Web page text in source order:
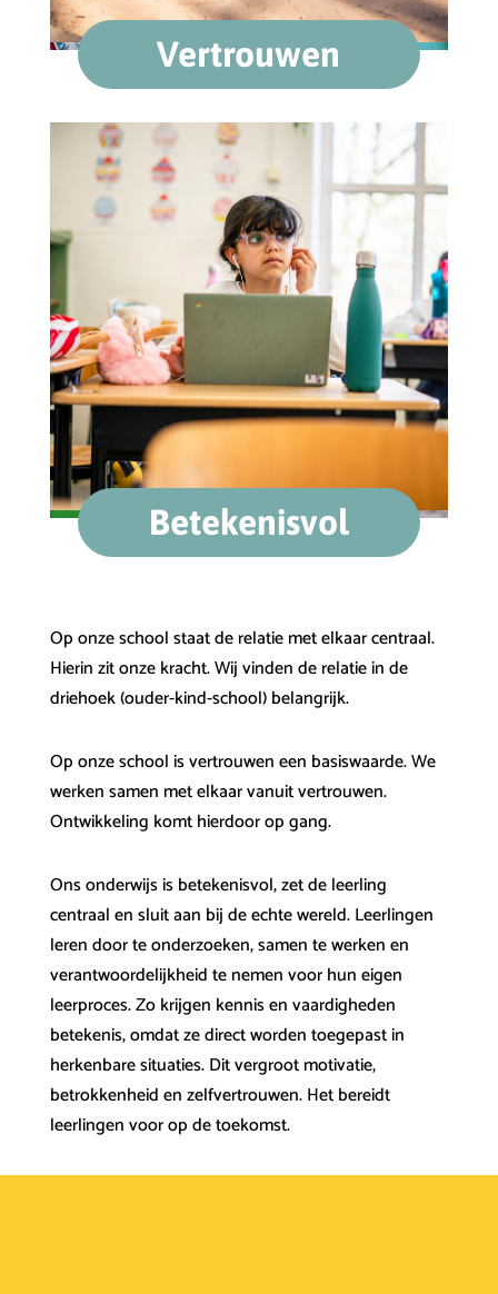
Vertrouwen
Betekenisvol
Op onze school staat de relatie met elkaar centraal.
Hierin zit onze kracht. Wij vinden de relatie in de
driehoek (ouder-kind-school) belangrijk.
Op onze school is vertrouwen een basiswaarde. We
werken samen met elkaar vanuit vertrouwen.
Ontwikkeling komt hierdoor op gang.
Ons onderwijs is betekenisvol, zet de leerling
centraal en sluit aan bij de echte wereld. Leerlingen
leren door te onderzoeken, samen te werken en
verantwoordelijkheid te nemen voor hun eigen
leerproces. Zo krijgen kennis en vaardigheden
betekenis, omdat ze direct worden toegepast in
herkenbare situaties. Dit vergroot motivatie,
betrokkenheid en zelfvertrouwen. Het bereidt
leerlingen voor op de toekomst.